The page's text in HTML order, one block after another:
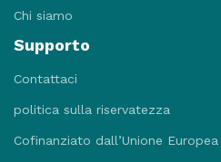
Chi siamo
Supporto
Contattaci
politica sulla riservatezza
Cofinanziato dall’Unione Europea